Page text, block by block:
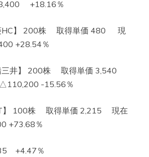
+18.16％
HC】 200株 取得単価 480 現
+28.54％
三井】 200株 取得単価 3,540
-15.56％
】 100株 取得単価 2,215 現在
+73.68％
+4.47％